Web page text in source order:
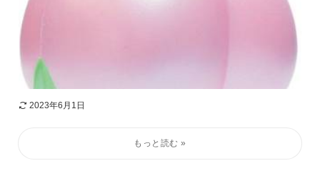
2023年6月1日